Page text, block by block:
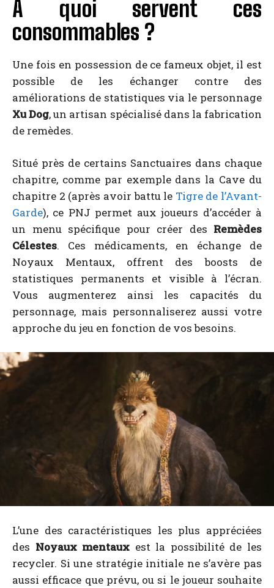
A quoi servent ces
consommables ?
Une fois en possession de ce fameux objet, il est
possible de les échanger contre des
améliorations de statistiques via le personnage
Xu Dog, un artisan spécialisé dans la fabrication
de remèdes.
Situé près de certains Sanctuaires dans chaque
chapitre, comme par exemple dans la Cave du
chapitre 2 (après avoir battu le Tigre de l’Avant-
Garde), ce PNJ permet aux joueurs d’accéder à
un menu spécifique pour créer des Remèdes
Célestes. Ces médicaments, en échange de
Noyaux Mentaux, offrent des boosts de
statistiques permanents et visible à l’écran.
Vous augmenterez ainsi les capacités du
personnage, mais personnaliserez aussi votre
approche du jeu en fonction de vos besoins.
L’une des caractéristiques les plus appréciées
des Noyaux mentaux est la possibilité de les
recycler. Si une stratégie initiale ne s’avère pas
aussi efficace que prévu, ou si le joueur souhaite